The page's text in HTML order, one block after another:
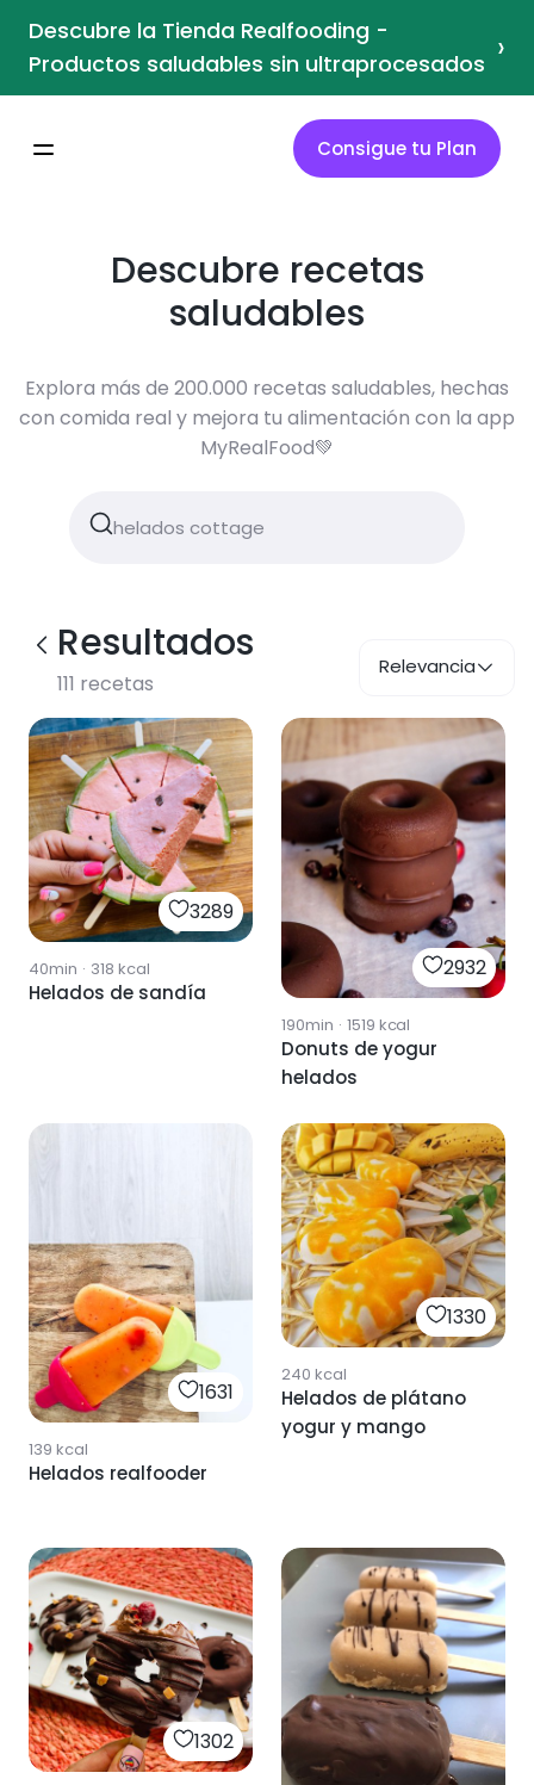
Descubre la Tienda Realfooding -
Productos saludables sin ultraprocesados ›
Consigue tu Plan
Descubre recetas
saludables
Explora más de 200.000 recetas saludables, hechas
con comida real y mejora tu alimentación con la app
MyRealFood💚
Resultados
111 recetas
Relevancia
3289
40min · 318 kcal
Helados de sandía
2932
190min · 1519 kcal
Donuts de yogur
helados
1631
139 kcal
Helados realfooder
1330
240 kcal
Helados de plátano
yogur y mango
1302